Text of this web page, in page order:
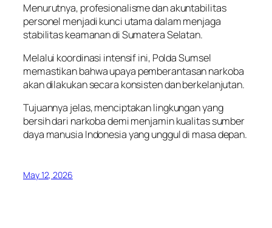
Menurutnya, profesionalisme dan akuntabilitas
personel menjadi kunci utama dalam menjaga
stabilitas keamanan di Sumatera Selatan.
Melalui koordinasi intensif ini, Polda Sumsel
memastikan bahwa upaya pemberantasan narkoba
akan dilakukan secara konsisten dan berkelanjutan.
Tujuannya jelas, menciptakan lingkungan yang
bersih dari narkoba demi menjamin kualitas sumber
daya manusia Indonesia yang unggul di masa depan.
May 12, 2026